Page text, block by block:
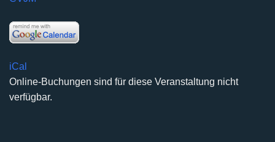
iCal
Online-Buchungen sind für diese Veranstaltung nicht
verfügbar.